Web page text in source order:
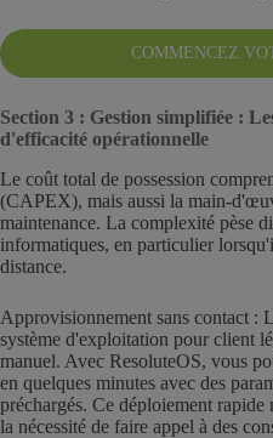
COMMENCEZ
Section 3 : Gestion simplifiée :
d'efficacité opérationnelle
Le coût total de possession
(CAPEX), mais aussi la main-
maintenance. La complexité pèse
informatiques, en particulier
distance.
Approvisionnement sans contact :
système d'exploitation pour client
manuel. Avec ResoluteOS, vous
en quelques minutes avec des
préchargés. Ce déploiement
la nécessité de faire appel à des